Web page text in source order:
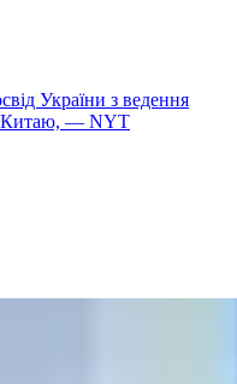
України з ведення
Китаю, — NYT